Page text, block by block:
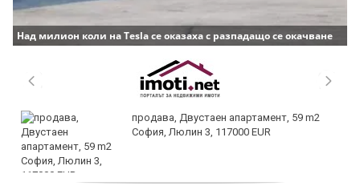
Над милион коли на Tesla се оказаха с разпадащо се окачване
продава, Двустаен апартамент, 59 m2
София, Люлин 3, 117000 EUR